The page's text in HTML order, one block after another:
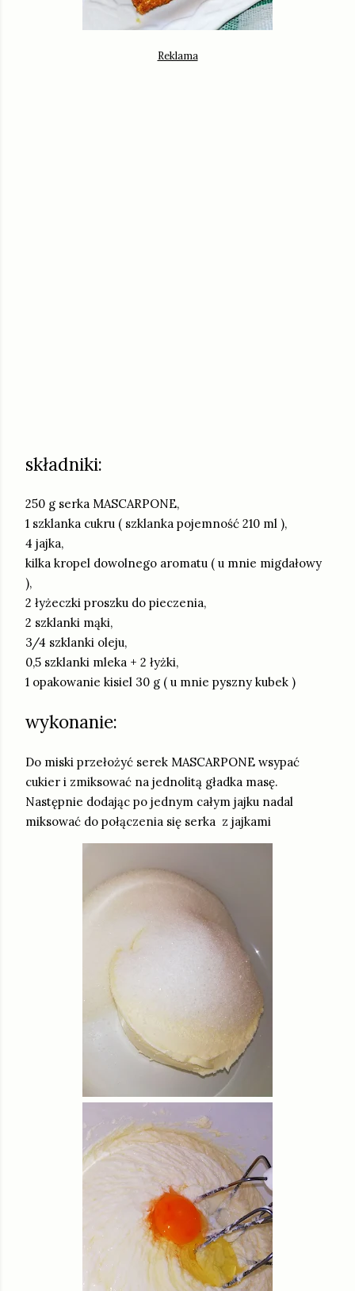
składniki:
250 g serka MASCARPONE,
1 szklanka cukru ( szklanka pojemność 210 ml ),
4 jajka,
kilka kropel dowolnego aromatu ( u mnie migdałowy
),
2 łyżeczki proszku do pieczenia,
2 szklanki mąki,
3/4 szklanki oleju,
0,5 szklanki mleka + 2 łyżki,
1 opakowanie kisiel 30 g ( u mnie pyszny kubek )
wykonanie:
Do miski przełożyć serek MASCARPONE wsypać
cukier i zmiksować na jednolitą gładka masę.
Następnie dodając po jednym całym jajku nadal
miksować do połączenia się serka z jajkami